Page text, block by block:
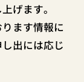
げます。
ます情報に
出には応じ